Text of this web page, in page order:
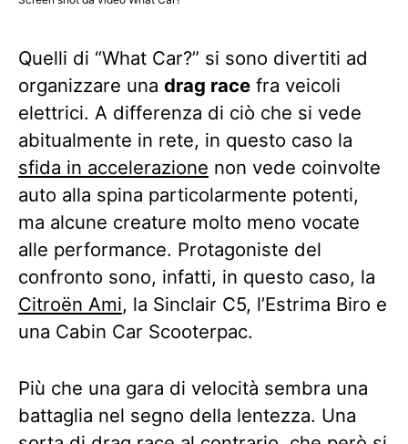
Quelli di “What Car?” si sono divertiti ad
organizzare una drag race fra veicoli
elettrici. A differenza di ciò che si vede
abitualmente in rete, in questo caso la
sfida in accelerazione non vede coinvolte
auto alla spina particolarmente potenti,
ma alcune creature molto meno vocate
alle performance. Protagoniste del
confronto sono, infatti, in questo caso, la
Citroën Ami, la Sinclair C5, l’Estrima Biro e
una Cabin Car Scooterpac.
Più che una gara di velocità sembra una
battaglia nel segno della lentezza. Una